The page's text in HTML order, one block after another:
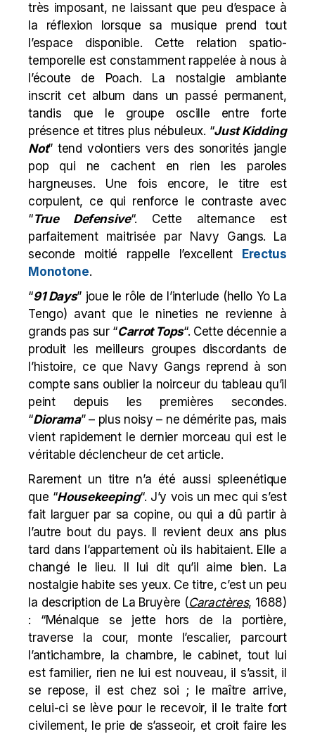
très imposant, ne laissant que peu d’espace à
la réflexion lorsque sa musique prend tout
l’espace disponible. Cette relation spatio-
temporelle est constamment rappelée à nous à
l’écoute de Poach. La nostalgie ambiante
inscrit cet album dans un passé permanent,
tandis que le groupe oscille entre forte
présence et titres plus nébuleux. “Just Kidding
Not” tend volontiers vers des sonorités jangle
pop qui ne cachent en rien les paroles
hargneuses. Une fois encore, le titre est
corpulent, ce qui renforce le contraste avec
“True Defensive“. Cette alternance est
parfaitement maitrisée par Navy Gangs. La
seconde moitié rappelle l’excellent
Erectus
Monotone.
“91 Days” joue le rôle de l’interlude (hello Yo La
Tengo) avant que le nineties ne revienne à
grands pas sur “Carrot Tops“. Cette décennie a
produit les meilleurs groupes discordants de
l’histoire, ce que Navy Gangs reprend à son
compte sans oublier la noirceur du tableau qu’il
peint depuis les premières secondes.
“Diorama” – plus noisy – ne démérite pas, mais
vient rapidement le dernier morceau qui est le
véritable déclencheur de cet article.
Rarement un titre n’a été aussi spleenétique
que “Housekeeping“. J’y vois un mec qui s’est
fait larguer par sa copine, ou qui a dû partir à
l’autre bout du pays. Il revient deux ans plus
tard dans l’appartement où ils habitaient. Elle a
changé le lieu. Il lui dit qu’il aime bien. La
nostalgie habite ses yeux. Ce titre, c’est un peu
la description de La Bruyère (Caractères, 1688)
: “Ménalque se jette hors de la portière,
traverse la cour, monte l’escalier, parcourt
l’antichambre, la chambre, le cabinet, tout lui
est familier, rien ne lui est nouveau, il s’assit, il
se repose, il est chez soi ; le maître arrive,
celui-ci se lève pour le recevoir, il le traite fort
civilement, le prie de s’asseoir, et croit faire les